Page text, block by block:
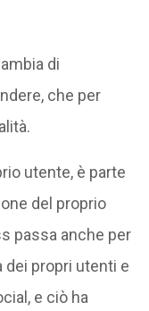
di
che per
utente, è parte
del proprio
passa anche per
propri utenti e
e ciò ha